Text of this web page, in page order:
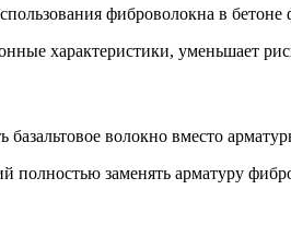
фиброволокна в бетоне
характеристики, уменьшает
волокно вместо
полностью заменять арматуру